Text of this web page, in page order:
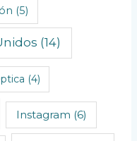
(5)
(14)
(4)
Instagram (6)